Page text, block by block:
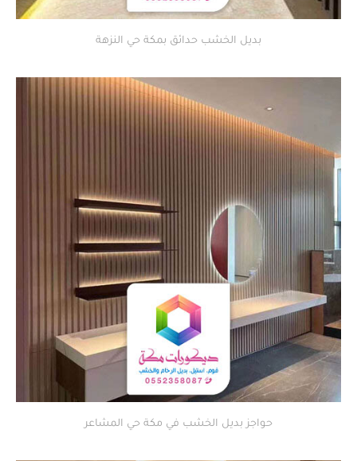
بديل الخشب حدائق بمكة حي النزهة
حواجز بديل الخشب في مكة حي المشاعر